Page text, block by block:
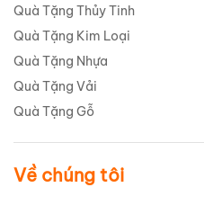
Quà Tặng Thủy Tinh
Quà Tặng Kim Loại
Quà Tặng Nhựa
Quà Tặng Vải
Quà Tặng Gỗ
Về chúng tôi